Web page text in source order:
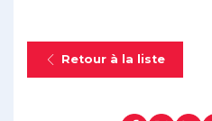
Retour à la liste